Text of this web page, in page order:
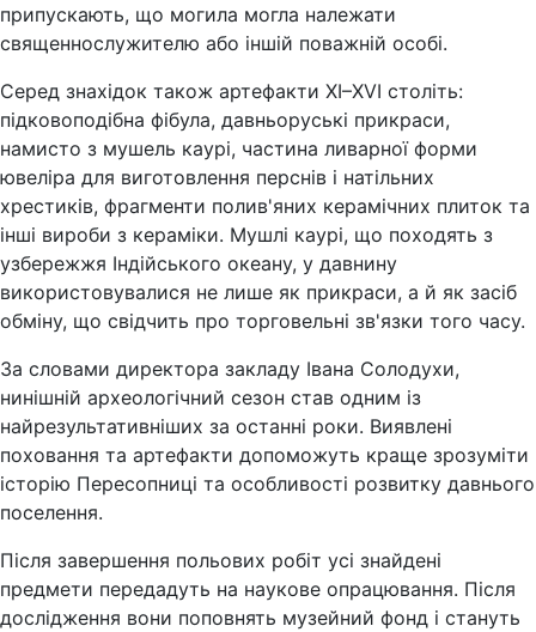
припускають, що могила могла належати
священнослужителю або іншій поважній особі.
Серед знахідок також артефакти XI–XVI століть:
підковоподібна фібула, давньоруські прикраси,
намисто з мушель каурі, частина ливарної форми
ювеліра для виготовлення перснів і натільних
хрестиків, фрагменти полив'яних керамічних плиток та
інші вироби з кераміки. Мушлі каурі, що походять з
узбережжя Індійського океану, у давнину
використовувалися не лише як прикраси, а й як засіб
обміну, що свідчить про торговельні зв'язки того часу.
За словами директора закладу Івана Солодухи,
нинішній археологічний сезон став одним із
найрезультативніших за останні роки. Виявлені
поховання та артефакти допоможуть краще зрозуміти
історію Пересопниці та особливості розвитку давнього
поселення.
Після завершення польових робіт усі знайдені
предмети передадуть на наукове опрацювання. Після
дослідження вони поповнять музейний фонд і стануть